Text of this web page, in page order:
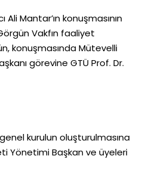
Ali Mantar’ın konuşmasının
Vakfın faaliyet
konuşmasında Mütevelli
görevine GTÜ Prof. Dr.
kurulun oluşturulmasına
Yönetimi Başkan ve üyeleri